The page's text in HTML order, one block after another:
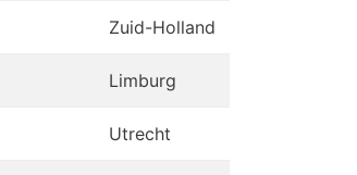
Zuid-Holland
Limburg
Utrecht